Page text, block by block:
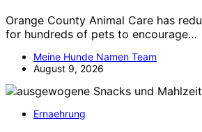
Orange County Animal Care has
for hundreds of pets to encourage…
Meine Hunde Namen Team
August 9, 2026
Ernaehrung